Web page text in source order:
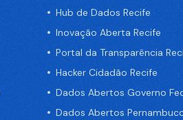
Hub de Dados Recife
Inovação Aberta Recife
Portal da Transparência
Hacker Cidadão Recife
Dados Abertos Governo
Dados Abertos